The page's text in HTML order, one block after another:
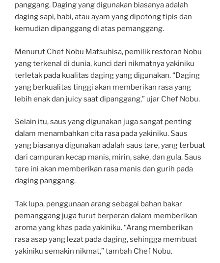
panggang. Daging yang digunakan biasanya adalah
daging sapi, babi, atau ayam yang dipotong tipis dan
kemudian dipanggang di atas pemanggang.
Menurut Chef Nobu Matsuhisa, pemilik restoran Nobu
yang terkenal di dunia, kunci dari nikmatnya yakiniku
terletak pada kualitas daging yang digunakan. “Daging
yang berkualitas tinggi akan memberikan rasa yang
lebih enak dan juicy saat dipanggang,” ujar Chef Nobu.
Selain itu, saus yang digunakan juga sangat penting
dalam menambahkan cita rasa pada yakiniku. Saus
yang biasanya digunakan adalah saus tare, yang terbuat
dari campuran kecap manis, mirin, sake, dan gula. Saus
tare ini akan memberikan rasa manis dan gurih pada
daging panggang.
Tak lupa, penggunaan arang sebagai bahan bakar
pemanggang juga turut berperan dalam memberikan
aroma yang khas pada yakiniku. “Arang memberikan
rasa asap yang lezat pada daging, sehingga membuat
yakiniku semakin nikmat,” tambah Chef Nobu.